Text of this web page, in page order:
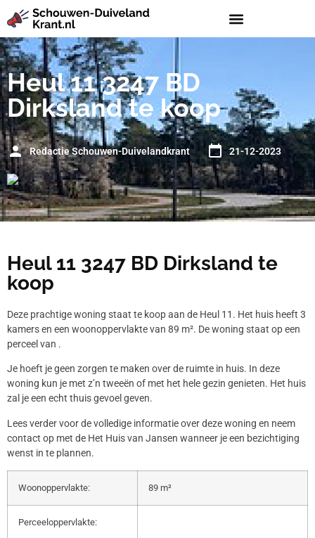
Heul 11 3247 BD
Dirksland te koop
Redactie Schouwen-Duivelandkrant 21-12-2023
Heul 11 3247 BD Dirksland te
koop
Deze prachtige woning staat te koop aan de Heul 11. Het huis heeft 3
kamers en een woonoppervlakte van 89 m². De woning staat op een
perceel van .
Je hoeft je geen zorgen te maken over de ruimte in huis. In deze
woning kun je met z’n tweeën of met het hele gezin genieten. Het huis
zal je een echt thuis gevoel geven.
Lees verder voor de volledige informatie over deze woning en neem
contact op met de Het Huis van Jansen wanneer je een bezichtiging
wenst in te plannen.
Woonoppervlakte: 89 m²
Perceeloppervlakte: